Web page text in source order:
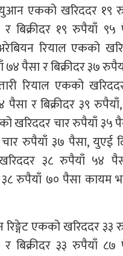
युआन एकको खरिददर १९
बिक्रीदर १९ रुपैयाँ ९५
रियाल एकको
पैसा र बिक्रीदर ३७
रियाल एकको
पैसा र बिक्रीदर ३९
खरिददर चार रुपैयाँ ३५
चार रुपैयाँ ३७ पैसा, युएई
३८ रुपैयाँ ५४
३८ रुपैयाँ ७० पैसा कायम
एकको खरिददर ३३
बिक्रीदर ३३ रुपैयाँ ८७